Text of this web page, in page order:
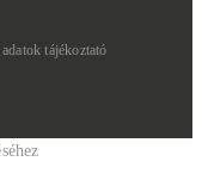
adatoktájékoztató